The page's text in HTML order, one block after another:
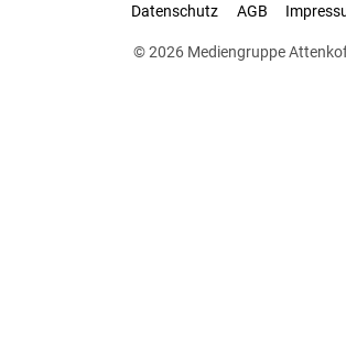
Datenschutz AGB
© 2026 Mediengruppe